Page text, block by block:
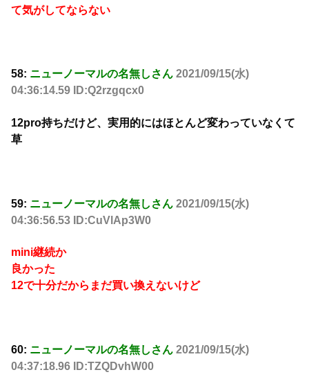
て気がしてならない
58: ニューノーマルの名無しさん 2021/09/15(水)
04:36:14.59 ID:Q2rzgqcx0
12pro持ちだけど、実用的にはほとんど変わっていなくて
草
59: ニューノーマルの名無しさん 2021/09/15(水)
04:36:56.53 ID:CuVlAp3W0
mini継続か
良かった
12で十分だからまだ買い換えないけど
60: ニューノーマルの名無しさん 2021/09/15(水)
04:37:18.96 ID:TZQDvhW00